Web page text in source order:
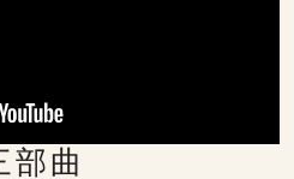
部曲